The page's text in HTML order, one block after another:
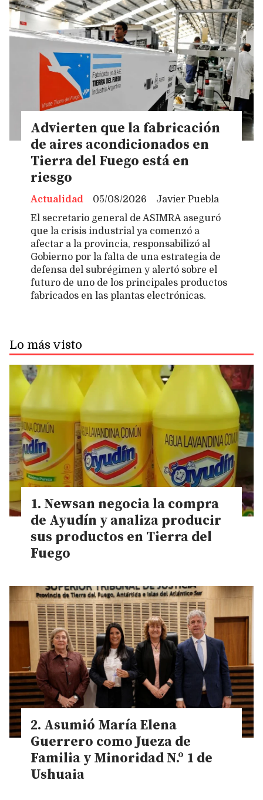
Advierten que la fabricación
de aires acondicionados en
Tierra del Fuego está en
riesgo
Javier Puebla
Actualidad
05/08/2026
El secretario general de ASIMRA aseguró
que la crisis industrial ya comenzó a
afectar a la provincia, responsabilizó al
Gobierno por la falta de una estrategia de
defensa del subrégimen y alertó sobre el
futuro de uno de los principales productos
fabricados en las plantas electrónicas.
Lo más visto
Newsan negocia la compra
de Ayudín y analiza producir
sus productos en Tierra del
Fuego
Asumió María Elena
Guerrero como Jueza de
Familia y Minoridad N.º 1 de
Ushuaia